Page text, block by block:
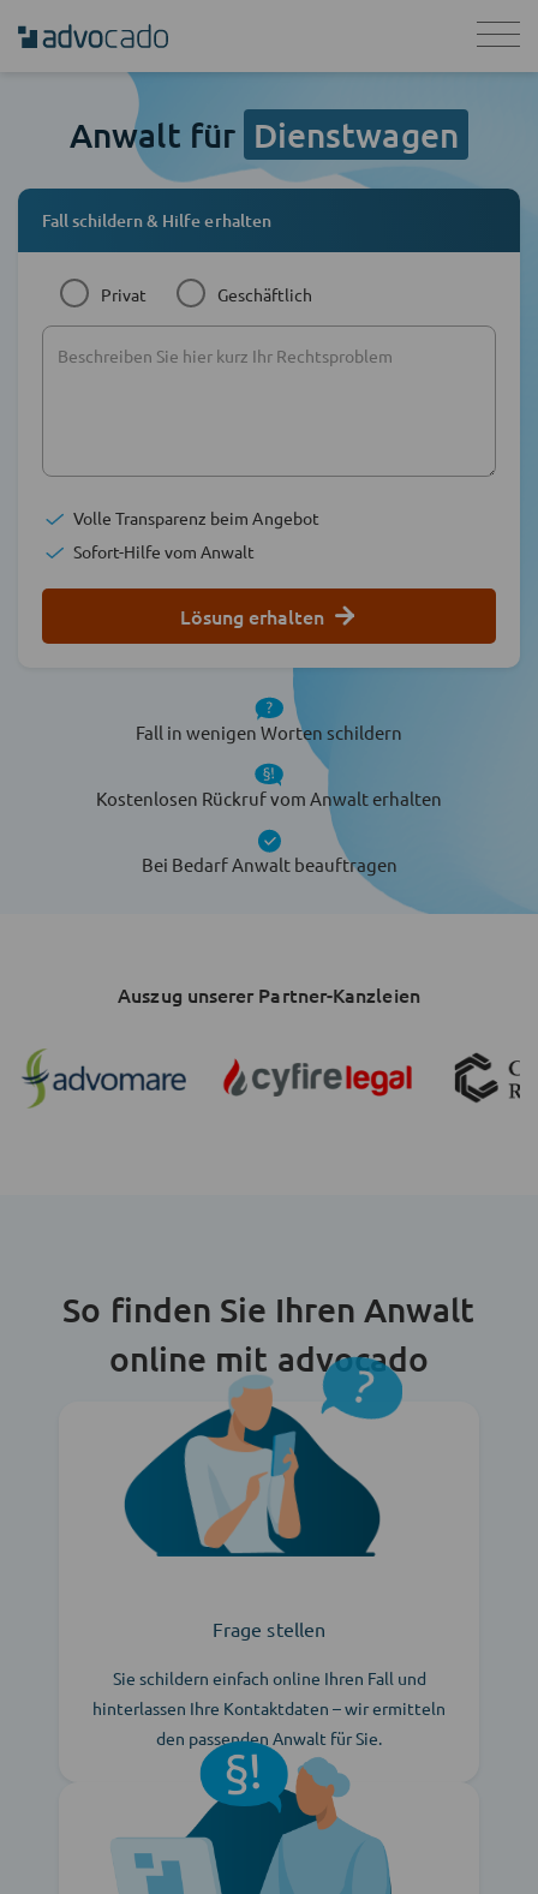
Anwalt für Dienstwagen
Fall schildern & Hilfe erhalten
Privat Geschäftlich
Volle Transparenz beim Angebot
Sofort-Hilfe vom Anwalt
Lösung erhalten
Fall in wenigen Worten schildern
Kostenlosen Rückruf vom Anwalt erhalten
Bei Bedarf Anwalt beauftragen
Auszug unserer Partner-Kanzleien
So finden Sie Ihren Anwalt
online mit advocado
Frage stellen
Sie schildern einfach online Ihren Fall und
hinterlassen Ihre Kontaktdaten – wir ermitteln
den passenden Anwalt für Sie.